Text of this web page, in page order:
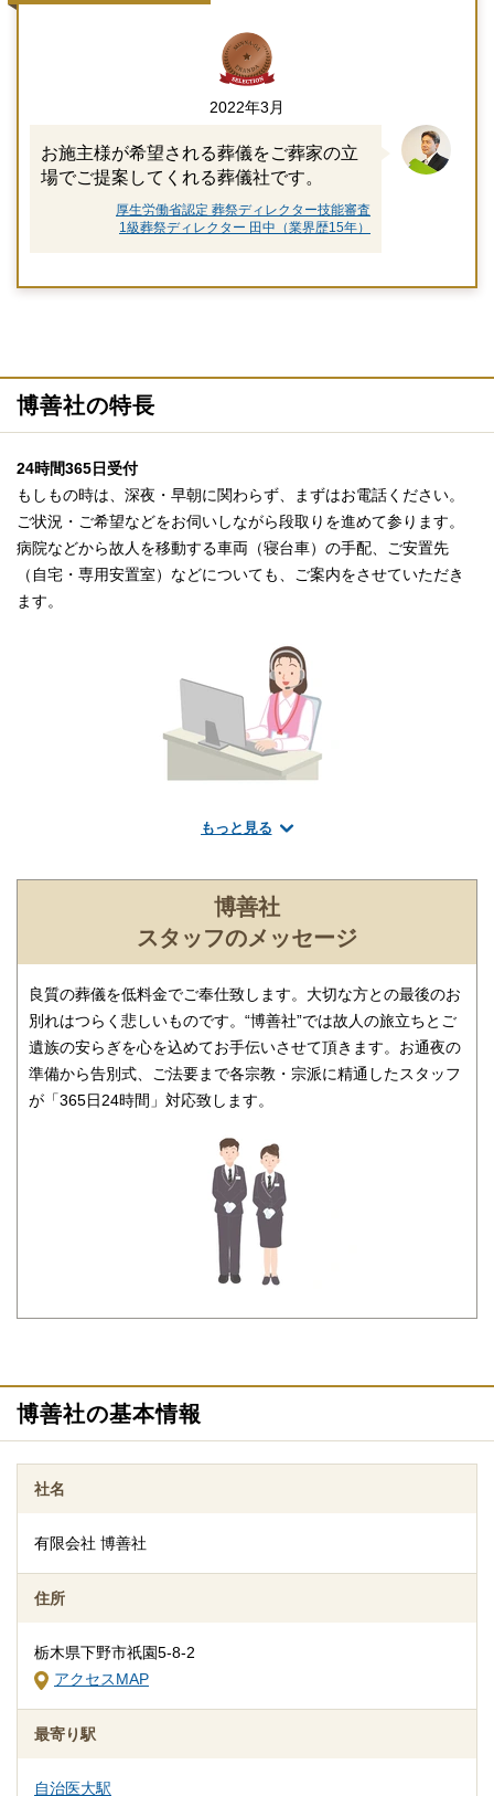
2022年3月
お施主様が希望される葬儀をご葬家の立
場でご提案してくれる葬儀社です。
厚生労働省認定 葬祭ディレクター技能審査
1級葬祭ディレクター 田中（業界歴15年）
博善社の特長
もっと見る
24時間365日受付
もしもの時は、深夜・早朝に関わらず、まずはお電話ください。
ご状況・ご希望などをお伺いしながら段取りを進めて参ります。
病院などから故人を移動する車両（寝台車）の手配、ご安置先
（自宅・専用安置室）などについても、ご案内をさせていただき
ます。
ご希望にあわせて葬儀の段取りを進行いたします。火葬場、式
場、霊柩車などの手配をはじめ、必要な葬具（祭壇、棺、ドライ
アイス）などを、ご希望にあわせてご用意いたします。また、市
非日常的な葬儀のこと。初めての方はもちろん、経験のある方で
もわからないことが多いものです。少しでも不安や心配事があれ
ば、些細と思われることでも遠慮なくご相談ください。相談によ
人数・式場・火葬場などの各種条件やご要望、ご事情にあわせ
ご確認いただき、それぞれの内訳をご説明します。その上で葬儀
費用の総額にご納得いただいてから施行いたしますのでご安心く
博善社
スタッフのメッセージ
良質の葬儀を低料金でご奉仕致します。大切な方との最後のお
別れはつらく悲しいものです。“博善社”では故人の旅立ちとご
遺族の安らぎを心を込めてお手伝いさせて頂きます。お通夜の
準備から告別式、ご法要まで各宗教・宗派に精通したスタッフ
が「365日24時間」対応致します。
博善社の基本情報
社名
有限会社 博善社
住所
栃木県下野市祇園5-8-2
アクセスMAP
最寄り駅
自治医大駅